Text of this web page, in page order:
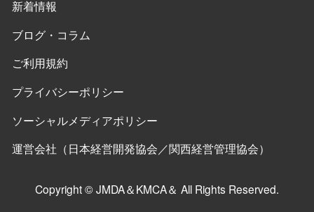
新着情報
ブログ・コラム
ご利用規約
プライバシーポリシー
ソーシャルメディアポリシー
運営会社（日本経営開発協会／関西経営管理協会）
Copyright © JMDA＆KMCA＆ All Rights Reserved.